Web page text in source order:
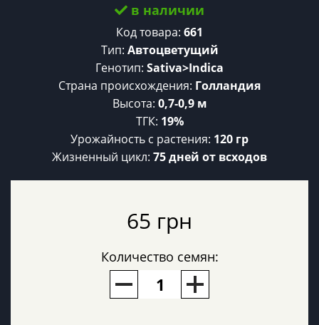
в наличии
Код товара: 661
Тип: Автоцветущий
Генотип: Sativa>Indica
Страна происхождения: Голландия
Высота: 0,7-0,9 м
ТГК: 19%
Урожайность c растения: 120 гр
Жизненный цикл: 75 дней от всходов
65 грн
Количество семян: